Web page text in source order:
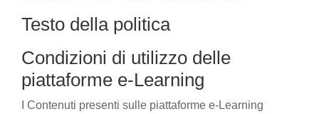
Testo della politica
Condizioni di utilizzo delle
piattaforme e-Learning
I Contenuti presenti sulle piattaforme e-Learning